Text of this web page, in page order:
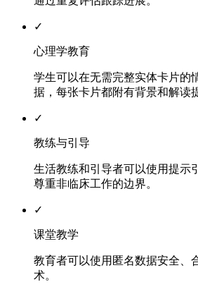
✓
心理学教育
学生可以在无需完整实体卡片的
据，每张卡片都附有背景和解读
✓
教练与引导
生活教练和引导者可以使用提示
尊重非临床工作的边界。
✓
课堂教学
教育者可以使用匿名数据安全、
术。